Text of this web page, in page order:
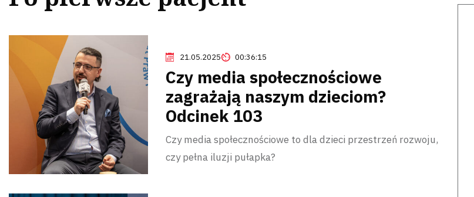
21.05.2025 00:36:15
Czy media społecznościowe
zagrażają naszym dzieciom?
Odcinek 103
Czy media społecznościowe to dla dzieci przestrzeń rozwoju,
czy pełna iluzji pułapka?